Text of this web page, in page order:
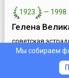
1923 — 1998
Гелена
советская
Мы собираем